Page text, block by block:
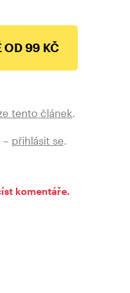
OD 99 KČ
tento článek
přihlásit se
komentáře.